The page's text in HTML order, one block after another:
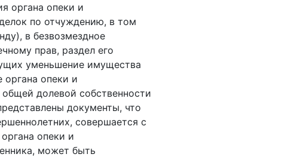
органа опеки и
по отчуждению, в том
в безвозмездное
прав, раздел его
уменьшение имущества
опеки и
долевой собственности
документы, что
совершается с
опеки и
может быть